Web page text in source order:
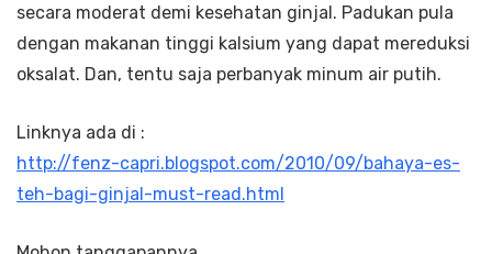
secara moderat demi kesehatan ginjal. Padukan pula
dengan makanan tinggi kalsium yang dapat mereduksi
oksalat. Dan, tentu saja perbanyak minum air putih.
Linknya ada di :
http://fenz-capri.blogspot.com/2010/09/bahaya-es-
teh-bagi-ginjal-must-read.html